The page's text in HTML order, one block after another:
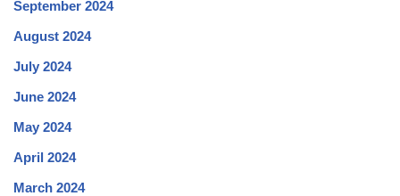
September 2024
August 2024
July 2024
June 2024
May 2024
April 2024
March 2024